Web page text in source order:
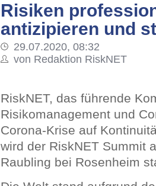
Risiken
antizipieren und
29.07.2020, 08:32
von Redaktion RiskNET
RiskNET, das führende
Risikomanagement und
Corona-Krise auf
wird der RiskNET Summit
Raubling bei Rosenheim